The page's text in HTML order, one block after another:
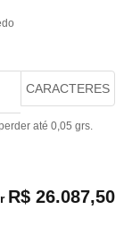
CARACTERES
até 0,05 grs.
R$ 26.087,50